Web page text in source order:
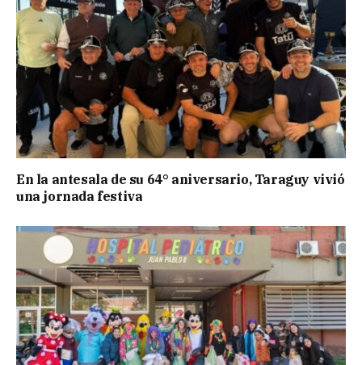
En la antesala de su 64° aniversario, Taraguy vivió
una jornada festiva